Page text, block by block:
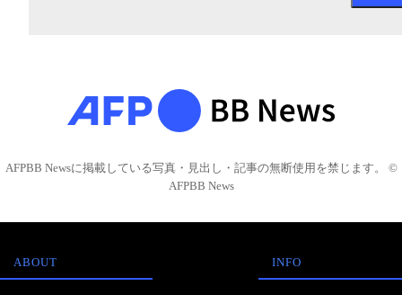
AFPBB Newsに掲載している写真・見出し・記事の無断使用を禁じます。 ©
AFPBB News
ABOUT INFO